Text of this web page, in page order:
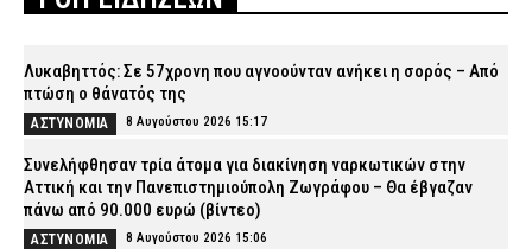
Λυκαβηττός: Σε 57χρονη που αγνοούνταν ανήκει η σορός – Από
πτώση ο θάνατός της
ΑΣΤΥΝΟΜΙΑ 8 Αυγούστου 2026 15:17
Συνελήφθησαν τρία άτομα για διακίνηση ναρκωτικών στην
Αττική και την Πανεπιστημιούπολη Ζωγράφου – Θα έβγαζαν
πάνω από 90.000 ευρώ (βίντεο)
ΑΣΤΥΝΟΜΙΑ 8 Αυγούστου 2026 15:06